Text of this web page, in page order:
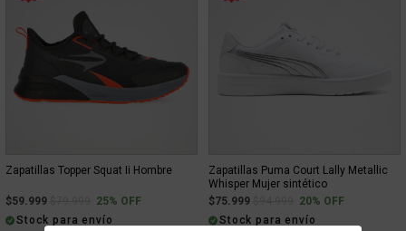
Zapatillas Topper Squat Ii Hombre
$59.999 Price reduced from
to25% OFF
Stock para envío
Zapatillas Puma Court Lally Metallic
Whisper Mujer sintético
$75.999
Price reduced from
to20% OFF
Stock para envío